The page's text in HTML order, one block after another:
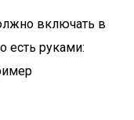
включать в
есть руками: